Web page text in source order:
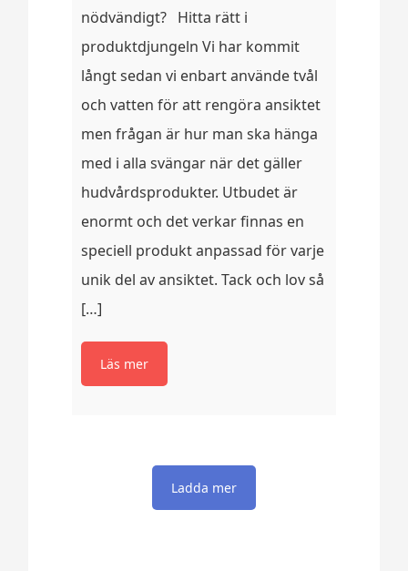
nödvändigt? Hitta rätt i
produktdjungeln Vi har kommit
långt sedan vi enbart använde tvål
och vatten för att rengöra ansiktet
men frågan är hur man ska hänga
med i alla svängar när det gäller
hudvårdsprodukter. Utbudet är
enormt och det verkar finnas en
speciell produkt anpassad för varje
unik del av ansiktet. Tack och lov så
[…]